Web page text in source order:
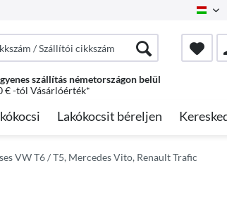
szállítás németországon belül
€ -tól Vásárlóérték*
Lakókocsit béreljen
VW T6 / T5, Mercedes Vito, Renault Trafic